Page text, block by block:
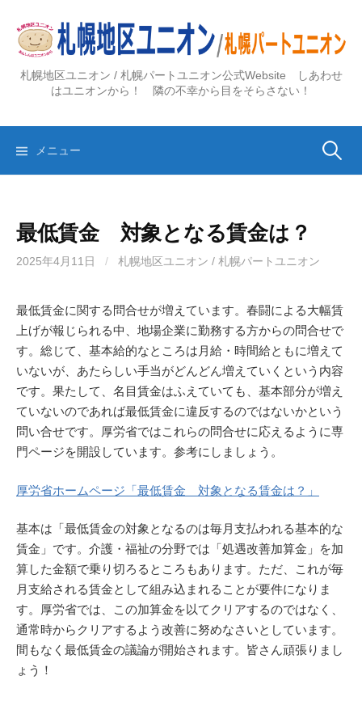
ス
札幌地区ユニオン / 札幌パートユニオン公式Website しあわせ
はユニオンから！ 隣の不幸から目をそらさない！
メニュー 検
最低賃金 対象となる賃金は？
2025年4月11日 / 札幌地区ユニオン / 札幌パートユニオン
最低賃金に関する問合せが増えています。春闘による大幅賃
上げが報じられる中、地場企業に勤務する方からの問合せで
す。総じて、基本給的なところは月給・時間給ともに増えて
いないが、あたらしい手当がどんどん増えていくという内容
です。果たして、名目賃金はふえていても、基本部分が増え
ていないのであれば最低賃金に違反するのではないかという
問い合せです。厚労省ではこれらの問合せに応えるように専
門ページを開設しています。参考にしましょう。
厚労省ホームページ「最低賃金 対象となる賃金は？」
基本は「最低賃金の対象となるのは毎月支払われる基本的な
賃金」です。介護・福祉の分野では「処遇改善加算金」を加
算した金額で乗り切ろるところもあります。ただ、これが毎
月支給される賃金として組み込まれることが要件になりま
す。厚労省では、この加算金を以てクリアするのではなく、
通常時からクリアするよう改善に努めなさいとしています。
間もなく最低賃金の議論が開始されます。皆さん頑張りまし
ょう！